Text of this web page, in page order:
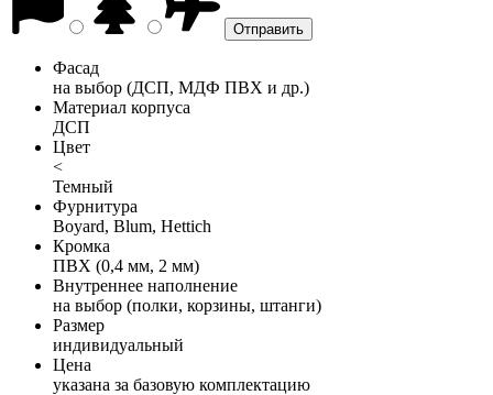
Фасад
на выбор (ДСП, МДФ ПВХ и др.)
Материал корпуса
ДСП
Цвет
<
Темный
Фурнитура
Boyard, Blum, Hettich
Кромка
ПВХ (0,4 мм, 2 мм)
Внутреннее наполнение
на выбор (полки, корзины, штанги)
Размер
индивидуальный
Цена
указана за базовую комплектацию